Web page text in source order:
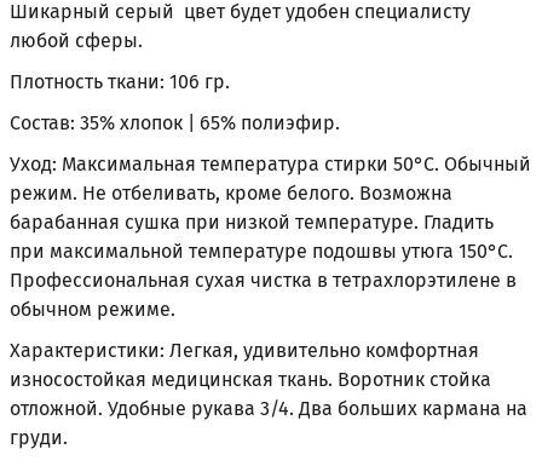
Шикарный серый цвет будет удобен специалисту
любой сферы.
Плотность ткани: 106 гр.
Состав: 35% хлопок | 65% полиэфир.
Уход: Максимальная температура стирки 50°С. Обычный
режим. Не отбеливать, кроме белого. Возможна
барабанная сушка при низкой температуре. Гладить
при максимальной температуре подошвы утюга 150°С.
Профессиональная сухая чистка в тетрахлорэтилене в
обычном режиме.
Характеристики: Легкая, удивительно комфортная
износостойкая медицинская ткань. Воротник стойка
отложной. Удобные рукава 3/4. Два больших кармана на
груди.